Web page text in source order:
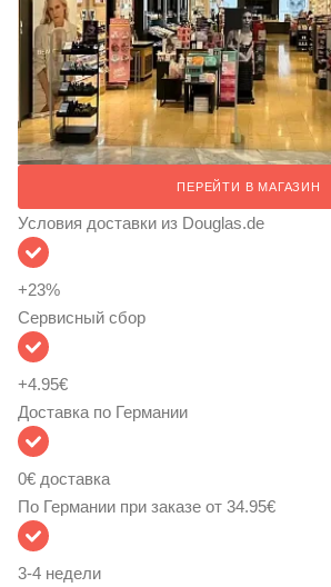
ПЕРЕЙТИ В МАГАЗИН
Условия доставки из Douglas.de
+23%
Сервисный сбор
+4.95€
Доставка по Германии
0€ доставка
По Германии при заказе от 34.95€
3-4 недели